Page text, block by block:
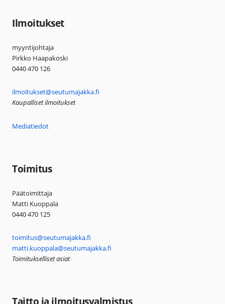
Ilmoitukset
myyntijohtaja
Pirkko Haapakoski
0440 470 126
ilmoitukset@seutumajakka.fi
Kaupalliset ilmoitukset
Mediatiedot
Toimitus
Päätoimittaja
Matti Kuoppala
0440 470 125
toimitus@seutumajakka.fi
matti.kuoppala@seutumajakka.fi
Toimitukselliset asiat